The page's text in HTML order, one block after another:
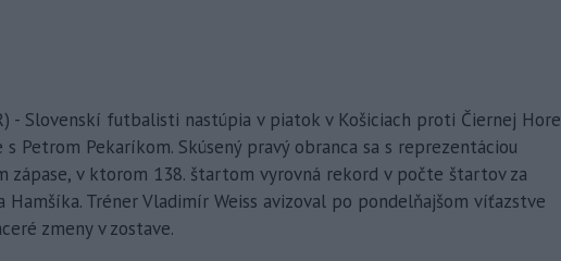
- Slovenskí futbalisti nastúpia v piatok v Košiciach proti Čiernej Hore
s Petrom Pekaríkom. Skúsený pravý obranca sa s reprezentáciou
zápase, v ktorom 138. štartom vyrovná rekord v počte štartov za
Hamšíka. Tréner Vladimír Weiss avizoval po pondelňajšom víťazstve
zmeny v zostave.